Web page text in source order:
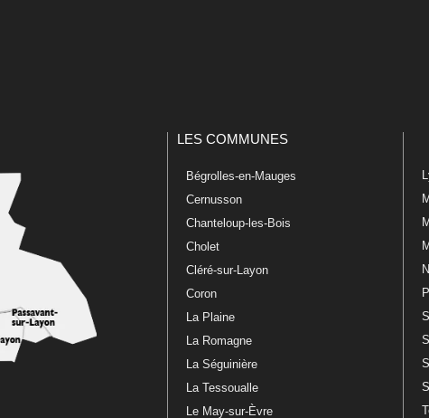
LES COMMUNES
Bégrolles-en-Mauges
Cernusson
Chanteloup-les-Bois
Cholet
Cléré-sur-Layon
Coron
La Plaine
La Romagne
La Séguinière
La Tessoualle
Le May-sur-Èvre